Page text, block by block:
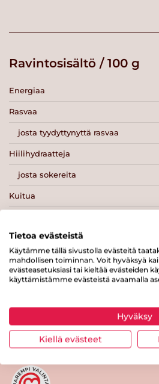
Ravintosisältö / 100 g
Energiaa
Rasvaa
josta tyydyttynyttä rasvaa
Hiilihydraatteja
josta sokereita
Kuitua
Suolaa
Tulosta sivu Jaa
Tietoa evästeistä
Käytämme tällä sivustolla evästeitä
mahdollisen toiminnan. Voit hyväksyä
evästeasetuksiasi tai kieltää evästeiden
käyttämistämme evästeistä avaamalla
Hyväksy
Kiellä evästeet